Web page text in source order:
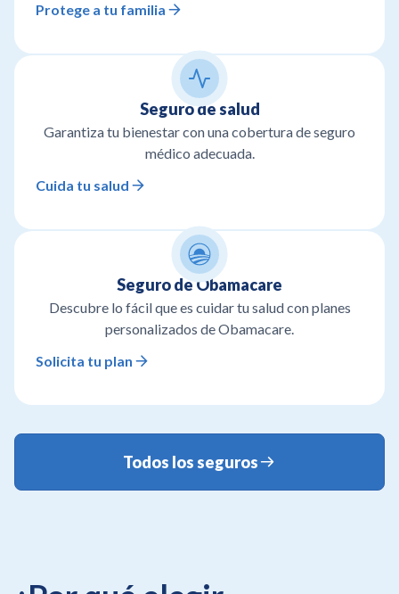
Protege a tu familia
Seguro de salud
Garantiza tu bienestar con una cobertura de seguro
médico adecuada.
Cuida tu salud
Seguro de Obamacare
Descubre lo fácil que es cuidar tu salud con planes
personalizados de Obamacare.
Solicita tu plan
Todos los seguros